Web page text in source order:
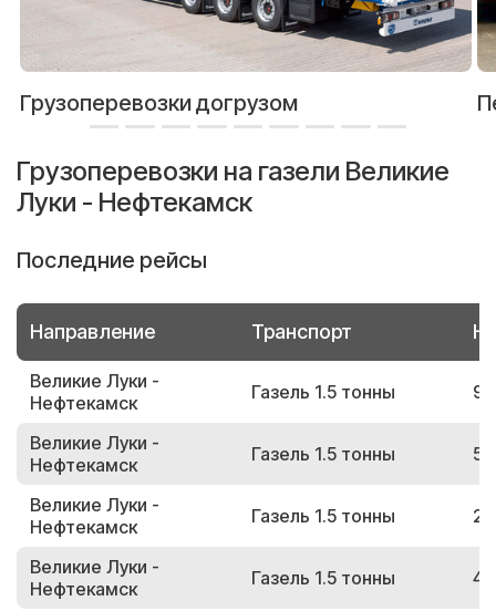
Грузоперевозки догрузом
Грузоперевозки на газели Великие
Луки - Нефтекамск
Последние рейсы
Направление Транспорт
Великие Луки -
Нефтекамск
Газель 1.5 тонны
Великие Луки -
Нефтекамск
Газель 1.5 тонны
Великие Луки -
Нефтекамск
Газель 1.5 тонны
Великие Луки -
Нефтекамск
Газель 1.5 тонны